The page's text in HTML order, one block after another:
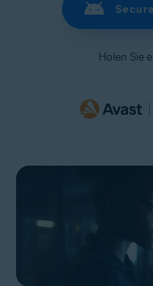
Holen Sie